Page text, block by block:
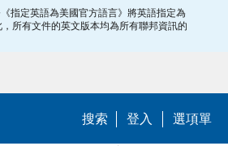
《指定英語為美國官方語言》將英語指定為
所有文件的英文版本均為所有聯邦資訊的
搜索 登入 選項單